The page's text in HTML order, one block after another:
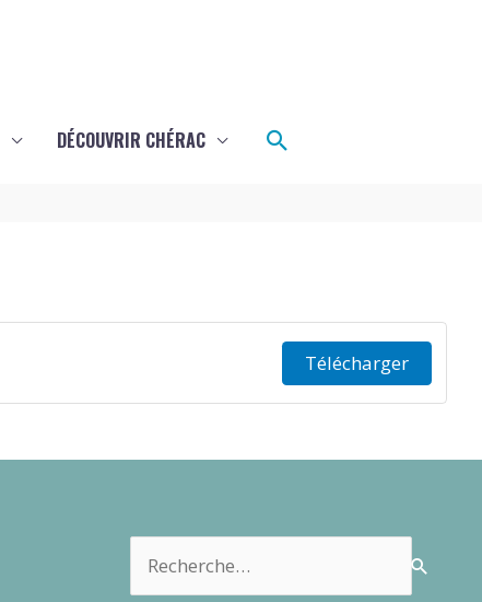
DÉCOUVRIR CHÉRAC Rechercher
Télécharger